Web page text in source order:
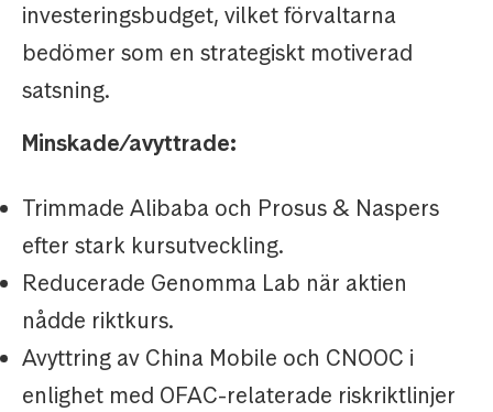
investeringsbudget, vilket förvaltarna
bedömer som en strategiskt motiverad
satsning.
Minskade/avyttrade:
Trimmade Alibaba och Prosus & Naspers
efter stark kursutveckling.
Reducerade Genomma Lab när aktien
nådde riktkurs.
Avyttring av China Mobile och CNOOC i
enlighet med OFAC-relaterade riskriktlinjer